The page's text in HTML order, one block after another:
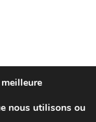
nous utilisons ou